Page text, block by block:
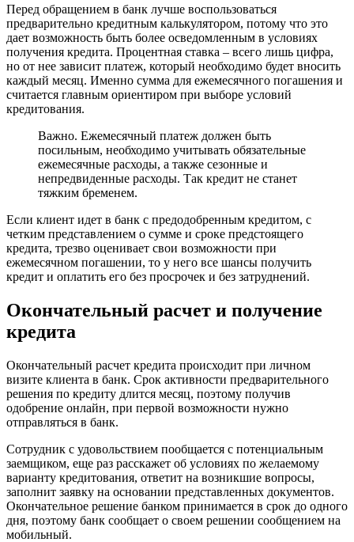
Перед обращением в банк лучше воспользоваться
предварительно кредитным калькулятором, потому что это
дает возможность быть более осведомленным в условиях
получения кредита. Процентная ставка – всего лишь цифра,
но от нее зависит платеж, который необходимо будет вносить
каждый месяц. Именно сумма для ежемесячного погашения и
считается главным ориентиром при выборе условий
кредитования.
Важно. Ежемесячный платеж должен быть
посильным, необходимо учитывать обязательные
ежемесячные расходы, а также сезонные и
непредвиденные расходы. Так кредит не станет
тяжким бременем.
Если клиент идет в банк с предодобренным кредитом, с
четким представлением о сумме и сроке предстоящего
кредита, трезво оценивает свои возможности при
ежемесячном погашении, то у него все шансы получить
кредит и оплатить его без просрочек и без затруднений.
Окончательный расчет и получение
кредита
Окончательный расчет кредита происходит при личном
визите клиента в банк. Срок активности предварительного
решения по кредиту длится месяц, поэтому получив
одобрение онлайн, при первой возможности нужно
отправляться в банк.
Сотрудник с удовольствием пообщается с потенциальным
заемщиком, еще раз расскажет об условиях по желаемому
варианту кредитования, ответит на возникшие вопросы,
заполнит заявку на основании представленных документов.
Окончательное решение банком принимается в срок до одного
дня, поэтому банк сообщает о своем решении сообщением на
мобильный.